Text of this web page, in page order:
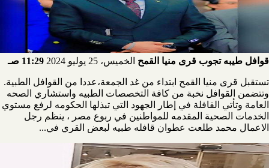
قوافل طيبه تجوب قرى منيا القمح الخميس، 25 يوليو 2024 11:29 صـ
تستقبل قرى منيا القمح ابتداء من غد الجمعة،عددا من القوافل الطبية.
وتتضمن القوافل نخبة من كافة التخصصات الطبيه واستشاري الصحه
العامة وتأتي القافلة في إطار الجهود التي تبذلها الحكومه لرفع مستوي
الخدمات الصحية المقدمه للمواطنين في ربوع مصر ، ينظم رجل
الاعمال محمد طلعت عطوان قافله طبيه لبعض القري في...